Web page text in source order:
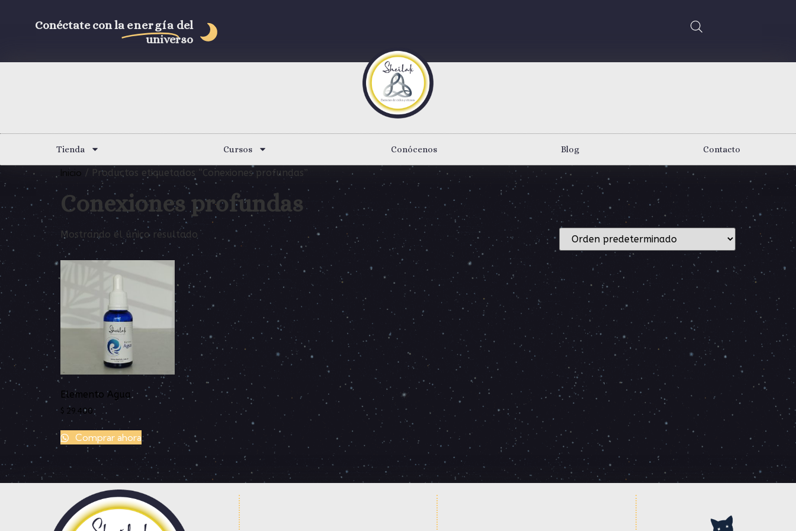
Conéctate con la energía del
universo
Tienda Cursos Conócenos Blog Contacto
Inicio / Productos etiquetados “Conexiones profundas”
Conexiones profundas
Mostrando el único resultado
Elemento Agua
$ 29.400
Comprar ahora